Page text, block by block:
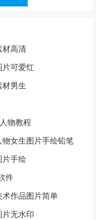
材高清
可爱红
男生
物教程
女生图片手绘铅笔
手绘
件
作品图片简单
无水印